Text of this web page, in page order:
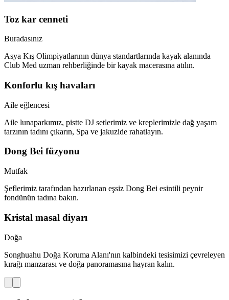
Toz kar cenneti
Buradasınız
Asya Kış Olimpiyatlarının dünya standartlarında kayak alanında
Club Med uzman rehberliğinde bir kayak macerasına atılın.
Konforlu kış havaları
Aile eğlencesi
Aile lunaparkımız, pistte DJ setlerimiz ve kreplerimizle dağ yaşam
tarzının tadını çıkarın, Spa ve jakuzide rahatlayın.
Dong Bei füzyonu
Mutfak
Şeflerimiz tarafından hazırlanan eşsiz Dong Bei esintili peynir
fondünün tadına bakın.
Kristal masal diyarı
Doğa
Songhuahu Doğa Koruma Alanı'nın kalbindeki tesisimizi çevreleyen
kırağı manzarası ve doğa panoramasına hayran kalın.